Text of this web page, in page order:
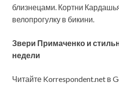
близнецами. Кортни
велопрогулку в бикини.
Звери Примаченко и
недели
Читайте Korrespondent.net в